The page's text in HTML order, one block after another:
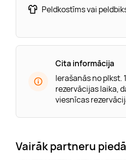
Peldkostīms vai
Cita informācija
Ierašanās no plkst.
rezervācijas laika,
viesnīcas
Vairāk partneru